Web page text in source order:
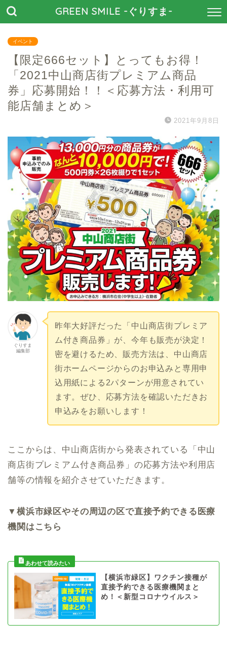
GREEN SMILE -ぐりすま-
イベント
【限定666セット】とってもお得！
「2021中山商店街プレミアム商品
券」応募開始！！＜応募方法・利用可
能店舗まとめ＞
2021年9月8日
ぐりすま
編集部
昨年大好評だった「中山商店街プレミア
ム付き商品券」が、今年も販売が決定！
密を避けるため、販売方法は、中山商店
街ホームページからのお申込みと専用申
込用紙による2パターンが用意されてい
ます。ぜひ、応募方法を確認いただきお
申込みをお願いします！
ここからは、中山商店街から発表されている「中山
商店街プレミアム付き商品券」の応募方法や利用店
舗等の情報を紹介させていただきます。
▼ 横浜市緑区やその周辺の区で直接予約できる医療
機関はこちら
【横浜市緑区】ワクチン接種が
直接予約できる医療機関まと
め！＜新型コロナウイルス＞